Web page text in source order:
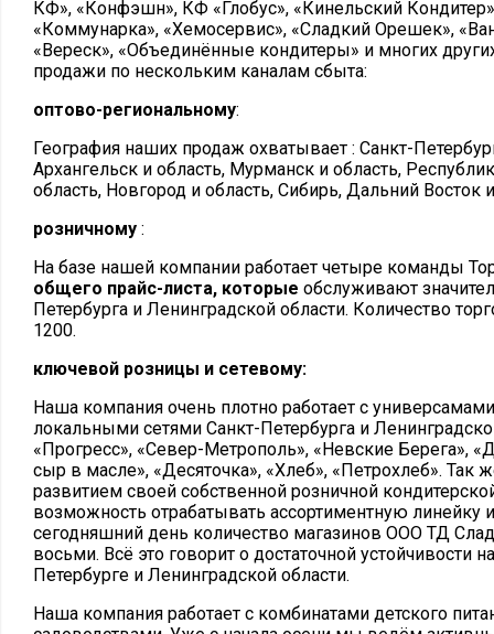
КФ», «Конфэшн», КФ «Глобус», «Кинельский
«Коммунарка», «Хемосервис», «Сладкий Орешек»,
«Вереск», «Объединённые кондитеры» и многих
продажи по нескольким каналам сбыта:
оптово-региональному:
География наших продаж охватывает : Санкт-
Архангельск и область, Мурманск и область,
область, Новгород и область, Сибирь, Дальний Восток
розничному :
На базе нашей компании работает четыре команды
общего прайс-листа, которые обслуживают
Петербурга и Ленинградской области. Количество
1200.
ключевой розницы и сетевому:
Наша компания очень плотно работает с
локальными сетями Санкт-Петербурга и
«Прогресс», «Север-Метрополь», «Невские Берега»,
сыр в масле», «Десяточка», «Хлеб», «Петрохлеб». Так
развитием своей собственной розничной
возможность отрабатывать ассортиментную линейку
сегодняшний день количество магазинов ООО ТД
восьми. Всё это говорит о достаточной устойчивости
Петербурге и Ленинградской области.
Наша компания работает с комбинатами детского